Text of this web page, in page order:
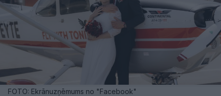
FOTO: Ekrānuzņēmums no "Facebook"